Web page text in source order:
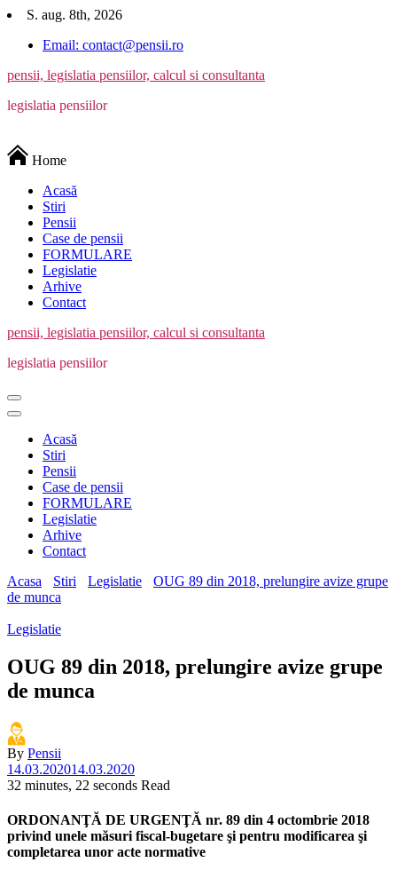
Skip
content
S. aug. 8th, 2026
Email: contact@pensii.ro
pensii, legislatia pensiilor, calcul si consultanta
legislatia pensiilor
Home
Acasă
Stiri
Pensii
Case de pensii
FORMULARE
Legislatie
Arhive
Contact
pensii, legislatia pensiilor, calcul si consultanta
legislatia pensiilor
Acasă
Stiri
Pensii
Case de pensii
FORMULARE
Legislatie
Arhive
Contact
Acasa
Stiri Legislatie
OUG 89 din 2018, prelungire avize grupe
de munca
Legislatie
OUG 89 din 2018, prelungire avize grupe
de munca
By Pensii
14.03.202014.03.2020
32 minutes, 22 seconds Read
ORDONANŢĂ DE URGENŢĂ nr. 89 din 4 octombrie 2018
privind unele măsuri fiscal-bugetare şi pentru modificarea şi
completarea unor acte normative